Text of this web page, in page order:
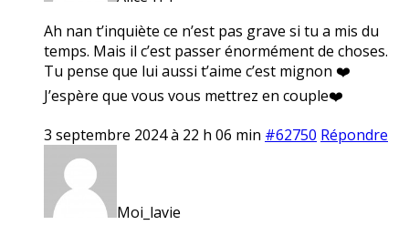
Ah nan t’inquiète ce n’est pas grave si tu a mis du
temps. Mais il c’est passer énormément de choses.
Tu pense que lui aussi t’aime c’est mignon ❤️
J’espère que vous vous mettrez en couple❤️
3 septembre 2024 à 22 h 06 min #62750 Répondre
Moi_lavie